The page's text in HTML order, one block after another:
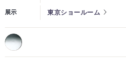
展示 東京ショールーム